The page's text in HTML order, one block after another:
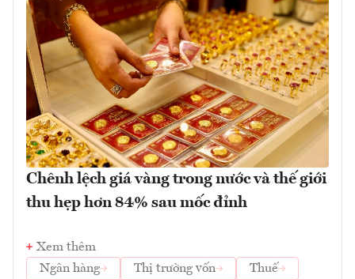
Chênh lệch giá vàng trong nước và thế giới
thu hẹp hơn 84% sau mốc đỉnh
Xem thêm
Ngân hàng
Thị trường vốn
Thuế